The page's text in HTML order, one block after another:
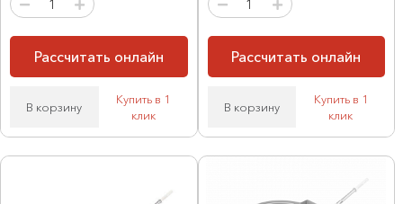
Рассчитать онлайн
В корзину
Купить в 1
клик
Рассчитать онлайн
В корзину
Купить в 1
клик